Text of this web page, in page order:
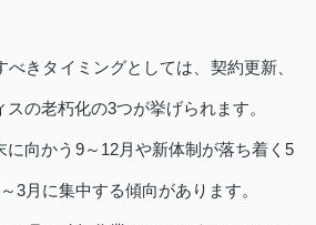
きタイミングとしては、契約更新、
の老朽化の3つが挙げられます。
に向かう9～12月や新体制が落ち着く5
3月に集中する傾向があります。